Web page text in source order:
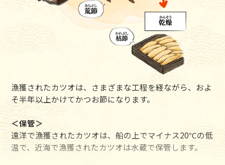
漁獲されたカツオは、さまざまな工程を経ながら、およ
そ半年以上かけてかつお節になります。
＜保管＞
遠洋で漁獲されたカツオは、船の上でマイナス20℃の低
温で、近海で漁獲されたカツオは水蔵で保管します。